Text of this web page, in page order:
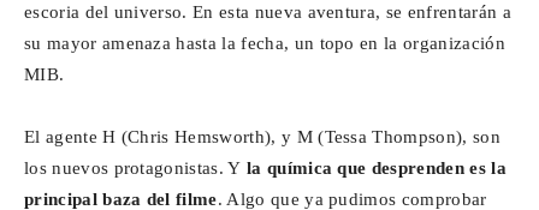
escoria del universo. En esta nueva aventura, se enfrentarán a
su mayor amenaza hasta la fecha, un topo en la organización
MIB.
El agente H (Chris Hemsworth), y M (Tessa Thompson), son
los nuevos protagonistas. Y la química que desprenden es la
principal baza del filme. Algo que ya pudimos comprobar